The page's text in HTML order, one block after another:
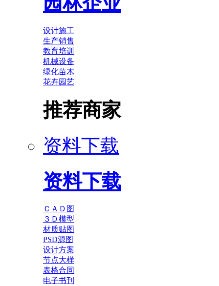
设计施工
生产销售
教育培训
机械设备
绿化苗木
花卉园艺
推荐商家
资料下载
资料下载
ＣＡＤ图
３Ｄ模型
材质贴图
PSD源图
设计方案
节点大样
表格合同
电子书刊